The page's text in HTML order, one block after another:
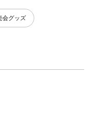
会グッズ